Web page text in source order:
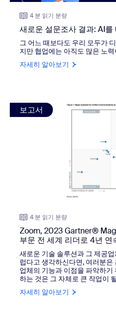
4 분 읽기 분량
새로운 설문조사 결과: AI를
그 어느 때보다도 우리 모두가
지만 협업에는 아직도 많은 노
자세히 알아보기
view: Zoom, 2023 Gartner®
보고서
4 분 읽기 분량
Zoom, 2023 Gartner®
부문 전 세계 리더로 4년 연
새로운 기술 솔루션과 그 제공
럽다고 생각하신다면, 여러분은
업체의 기능과 이점을 파악하
하는 것은 그 자체로 큰 작업이
자세히 알아보기